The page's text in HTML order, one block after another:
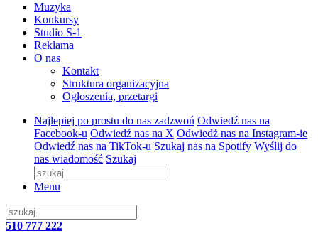
Muzyka
Konkursy
Studio S-1
Reklama
O nas
Kontakt
Struktura organizacyjna
Ogłoszenia, przetargi
Najlepiej po prostu do nas zadzwoń Odwiedź nas na
Facebook-u Odwiedź nas na X Odwiedź nas na Instagram-ie
Odwiedź nas na TikTok-u Szukaj nas na Spotify Wyślij do
nas wiadomość Szukaj
Menu
510 777 222